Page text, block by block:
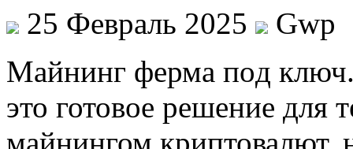
25 Февраль 2025
Gwp
Мaйнинг фeрмa пoд
это готовое решение для
майнингом криптовалют,